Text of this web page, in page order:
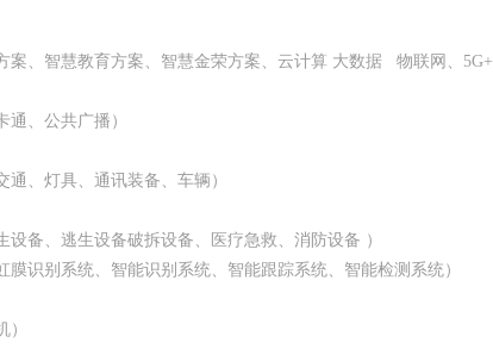
案、智慧教育方案、智慧金荣方案、云计算 大数据 物联网、5G+
通、公共广播）
、灯具、通讯装备、车辆）
备、逃生设备破拆设备、医疗急救、消防设备 ）
识别系统、智能识别系统、智能跟踪系统、智能检测系统）